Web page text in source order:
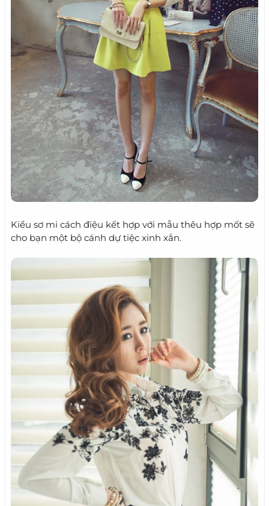
Kiểu sơ mi cách điệu kết hợp với mẫu thêu hợp mốt sẽ
cho bạn một bộ cánh dự tiệc xinh xắn.